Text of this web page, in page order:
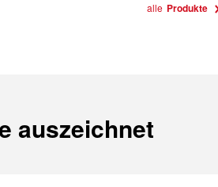
alle Produkte
auszeichnet